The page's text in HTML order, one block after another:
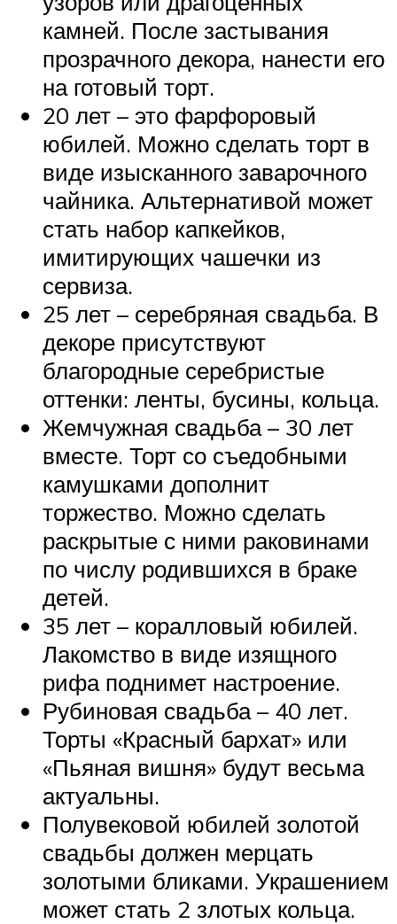
камней. После застывания
прозрачного декора, нанести его
на готовый торт.
20 лет – это фарфоровый
юбилей. Можно сделать торт в
виде изысканного заварочного
чайника. Альтернативой может
стать набор капкейков,
имитирующих чашечки из
сервиза.
25 лет – серебряная свадьба. В
декоре присутствуют
благородные серебристые
оттенки: ленты, бусины, кольца.
Жемчужная свадьба – 30 лет
вместе. Торт со съедобными
камушками дополнит
торжество. Можно сделать
раскрытые с ними раковинами
по числу родившихся в браке
детей.
35 лет – коралловый юбилей.
Лакомство в виде изящного
рифа поднимет настроение.
Рубиновая свадьба – 40 лет.
Торты «Красный бархат» или
«Пьяная вишня» будут весьма
актуальны.
Полувековой юбилей золотой
свадьбы должен мерцать
золотыми бликами. Украшением
может стать 2 злотых кольца.